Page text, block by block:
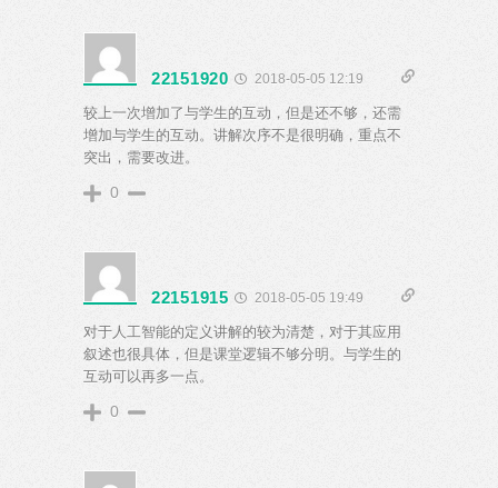
22151920 2018-05-05 12:19
较上一次增加了与学生的互动，但是还不够，还需
增加与学生的互动。讲解次序不是很明确，重点不
突出，需要改进。
0
22151915 2018-05-05 19:49
对于人工智能的定义讲解的较为清楚，对于其应用
叙述也很具体，但是课堂逻辑不够分明。与学生的
互动可以再多一点。
0